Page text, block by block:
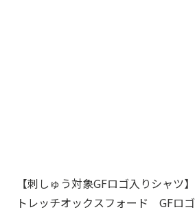
【刺しゅう対象GFロゴ入りシャ
トレッチオックスフォード GFロ